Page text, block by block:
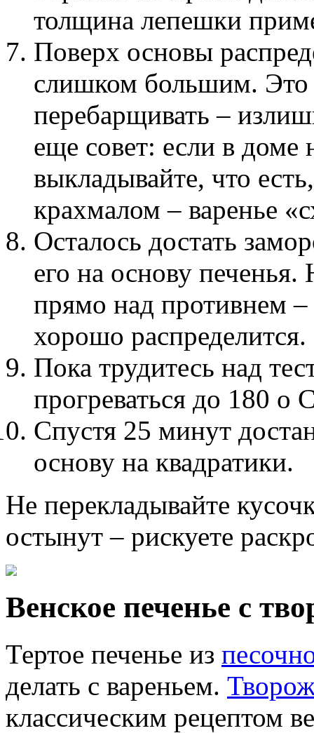
толщина лепешки
Поверх основы
слишком большим. Это
перебарщивать –
еще совет: если в доме
выкладывайте, что
крахмалом – варенье
Осталось достать
его на основу печенья.
прямо над противнем –
хорошо распределится.
Пока трудитесь над
прогреваться до 180 о
Спустя 25 минут
основу на квадратики.
Не перекладывайте
остынут – рискуете
Венское печенье с
Тертое печенье из
делать с вареньем.
классическим рецептом